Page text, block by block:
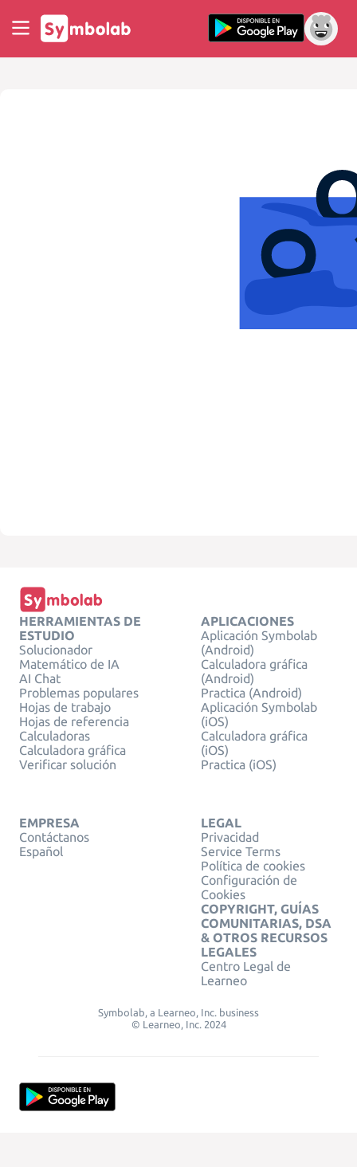
HERRAMIENTAS DE
ESTUDIO
Solucionador
Matemático de IA
AI Chat
Problemas populares
Hojas de trabajo
Hojas de referencia
Calculadoras
Calculadora gráfica
Verificar solución
APLICACIONES
Aplicación Symbolab
(Android)
Calculadora gráfica
(Android)
Practica (Android)
Aplicación Symbolab
(iOS)
Calculadora gráfica
(iOS)
Practica (iOS)
EMPRESA
Contáctanos
Español
LEGAL
Privacidad
Service Terms
Política de cookies
Configuración de
Cookies
COPYRIGHT, GUÍAS
COMUNITARIAS, DSA
& OTROS RECURSOS
LEGALES
Centro Legal de
Learneo
Symbolab, a Learneo, Inc. business
© Learneo, Inc. 2024